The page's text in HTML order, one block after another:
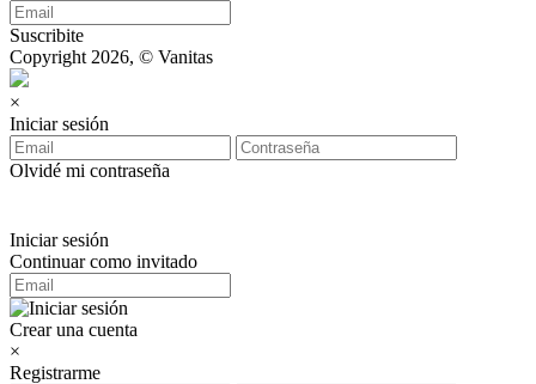
Suscribite
Copyright 2026, © Vanitas
×
Iniciar sesión
Olvidé mi contraseña
Iniciar sesión
Continuar como invitado
Crear una cuenta
×
Registrarme